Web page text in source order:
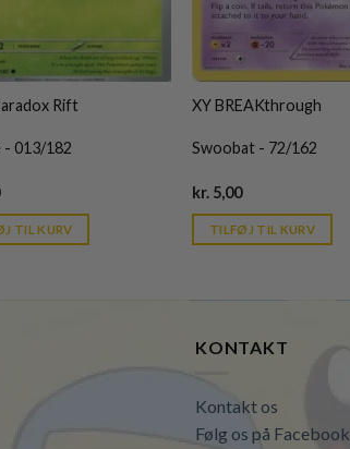
Rift
- 013/182
39,95.
TIL KURV
XY BREAKthrough
Swoobat - 72/162
kr. 5,00Current
is:
kr. 39,95.
TILFØJ TIL KURV
KONTAKT
Kontakt os
Følg os på Facebook